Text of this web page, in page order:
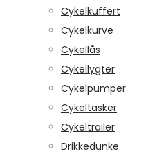
Cykelkuffert
Cykelkurve
Cykellås
Cykellygter
Cykelpumper
Cykeltasker
Cykeltrailer
Drikkedunke